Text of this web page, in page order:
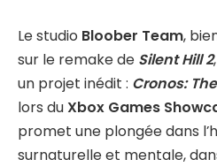
Le studio Bloober Team,
sur le remake de Silent Hill 2
un projet inédit : Cronos:
lors duXbox Games
promet une plongée dans
surnaturelle et mentale,